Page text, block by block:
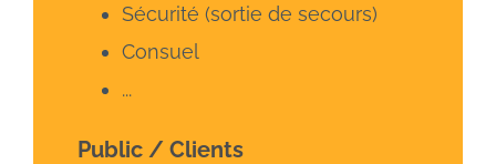
Sécurité (sortie de secours)
Consuel
...
Public / Clients